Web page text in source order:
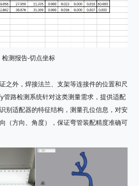
检测报告-切点坐标
之外，焊接法兰、支架等连接件的位置和尺
管路检测系统针对这类测量需求，提供适配
别适配器的特征结构，测量孔位信息，对安
（方向、角度），保证弯管装配精度准确可